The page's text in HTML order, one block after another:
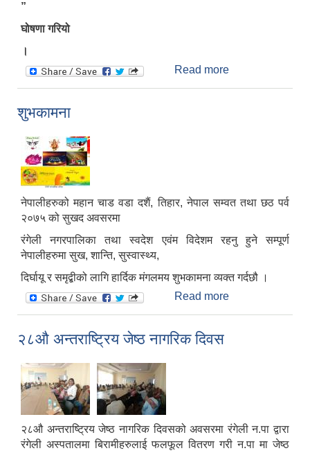
”
घोषणा गरियो
।
Read more
शुभकामना
नेपालीहरुको महान चाड वडा दशैं, तिहार, नेपाल सम्वत तथा छठ पर्व
२०७५ को सुखद अवसरमा
रंगेली नगरपालिका तथा स्वदेश एवंम विदेशम रहनु हुने सम्पूर्ण
नेपालीहरुमा सुख, शान्ति, सुस्वास्थ्य,
दिर्घायू र समृद्बीको लागि हार्दिक मंगलमय शुभकामना व्यक्त गर्दछौ ।
Read more
२८औ अन्तराष्ट्रिय जेष्ठ नागरिक दिवस
२८औ अन्तराष्ट्रिय जेष्ठ नागरिक दिवसको अवसरमा रंगेली न.पा द्वारा
रंगेली अस्पतालमा बिरामीहरुलाई फलफूल वितरण गरी न.पा मा जेष्ठ